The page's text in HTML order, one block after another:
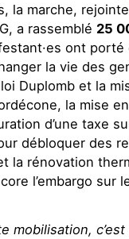
la marche,
a rassemblé 25
ont porté
la vie des
Duplomb et la
la mise
d’une taxe
débloquer des
la rénovation
l’embargo sur
mobilisation, c’est